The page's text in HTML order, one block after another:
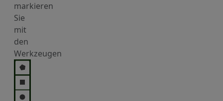
markieren
Sie
mit
den
Werkzeugen